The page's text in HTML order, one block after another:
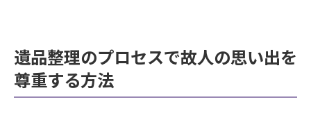
遺品整理のプロセスで故人の思い出を
尊重する方法